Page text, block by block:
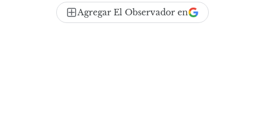
Agregar El Observador en